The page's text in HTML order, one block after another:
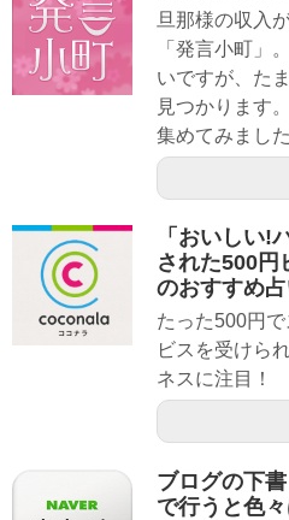
旦那様の収入
「発言小町」
いですが、た
見つかります
集めてみました
「おいしい!
された500円
のおすすめ
たった500円
ビスを受けら
ネスに注目！
ブログの下
で行うと色